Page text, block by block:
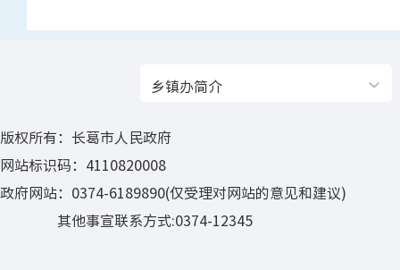
乡镇办简介
版权所有：长葛市人民政府
网站标识码：4110820008
政府网站：0374-6189890(仅受理对网站的意见和建议)
其他事宣联系方式:0374-12345